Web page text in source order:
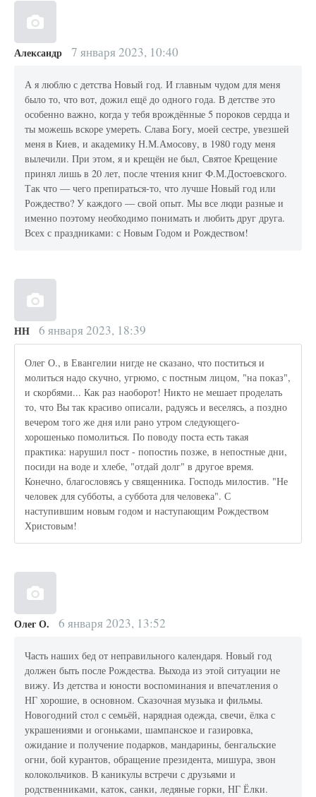
Александр 7 января 2023, 10:40
А я люблю с детства Новый год. И главным чудом для меня
было то, что вот, дожил ещё до одного года. В детстве это
особенно важно, когда у тебя врождённые 5 пороков сердца и
ты можешь вскоре умереть. Слава Богу, моей сестре, увезшей
меня в Киев, и академику Н.М.Амосову, в 1980 году меня
вылечили. При этом, я и крещён не был, Святое Крещение
принял лишь в 20 лет, после чтения книг Ф.М.Достоевского.
Так что — чего препираться-то, что лучше Новый год или
Рождество? У каждого — свой опыт. Мы все люди разные и
именно поэтому необходимо понимать и любить друг друга.
Всех с праздниками: с Новым Годом и Рождеством!
НН 6 января 2023, 18:39
Олег О., в Евангелии нигде не сказано, что поститься и
молиться надо скучно, угрюмо, с постным лицом, "на показ",
и скорбями... Как раз наоборот! Никто не мешает проделать
то, что Вы так красиво описали, радуясь и веселясь, а поздно
вечером того же дня или рано утром следующего-
хорошенько помолиться. По поводу поста есть такая
практика: нарушил пост - попостиь позже, в непостные дни,
посиди на воде и хлебе, "отдай долг" в другое время.
Конечно, благословясь у священника. Господь милостив. "Не
человек для субботы, а суббота для человека". С
наступившим новым годом и наступающим Рождеством
Христовым!
Олег О. 6 января 2023, 13:52
Часть наших бед от неправильного календаря. Новый год
должен быть после Рождества. Выхода из этой ситуации не
вижу. Из детства и юности воспоминания и впечатления о
НГ хорошие, в основном. Сказочная музыка и фильмы.
Новогодний стол с семьёй, нарядная одежда, свечи, ёлка с
украшениями и огоньками, шампанское и газировка,
ожидание и получение подарков, мандарины, бенгальские
огни, бой курантов, обращение президента, мишура, звон
колокольчиков. В каникулы встречи с друзьями и
родственниками, каток, санки, ледяные горки, НГ Ёлки.